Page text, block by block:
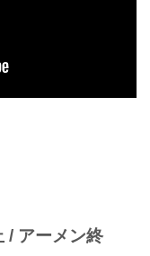
/ アーメン終